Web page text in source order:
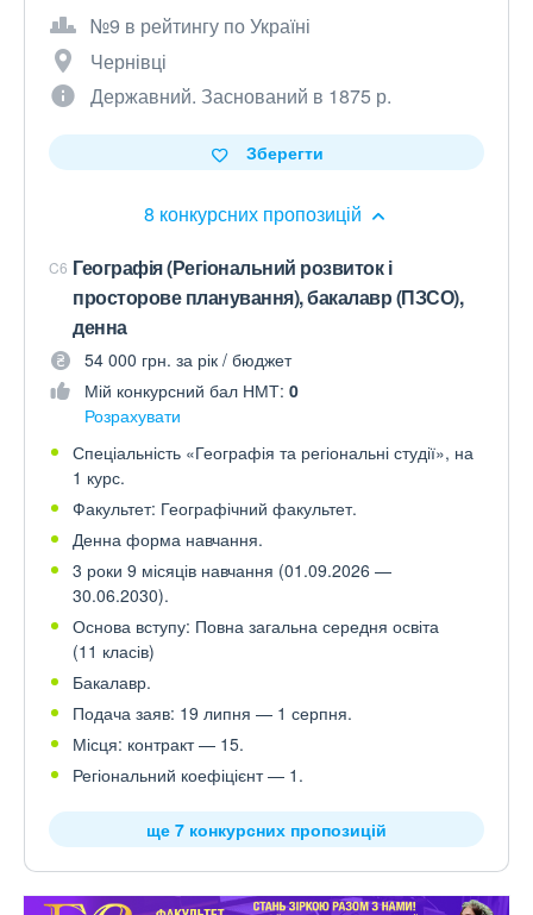
№9 в рейтингу по Україні
Чернівці
Державний. Заснований в 1875 р.
8 конкурсних пропозицій
Зберегти
C6 Географія (Регіональний розвиток і
просторове планування), бакалавр (ПЗСО),
денна
54 000 грн. за рік / бюджет
Мій конкурсний бал НМТ: 0
Розрахувати
Спеціальність «Географія та регіональні студії», на
1 курс.
Факультет: Географічний факультет.
Денна форма навчання.
3 роки 9 місяців навчання (01.09.2026 —
30.06.2030).
Основа вступу: Повна загальна середня освіта
(11 класів)
Бакалавр.
Подача заяв: 19 липня — 1 серпня.
Місця: контракт — 15.
Регіональний коефіцієнт — 1.
ще 7 конкурсних пропозицій